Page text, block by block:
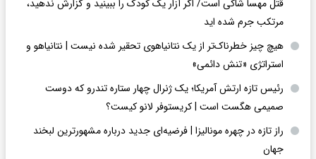
قتل مهسا شاکی است/ اگر آزار یک کودک را ببینید و گزارش ندهید،
مرتکب جرم شده اید
هیچ چیز خطرناک‌تر از یک نتانیاهوی تحقیر شده نیست | نتانیاهو و
استراتژی «تنش دائمی»
رئیس تازه ارتش آمریکا؛ یک ژنرال چهار ستاره تندرو که دوست
صمیمی هگست است | کریستوفر لانو کیست؟
راز تازه در چهره مونالیزا | فرضیه‌ای جدید درباره مشهورترین لبخند
جهان